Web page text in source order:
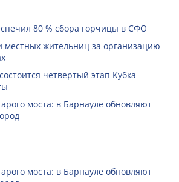
80 % сбора горчицы в СФО
местных жительниц за организацию
четвертый этап Кубка
моста: в Барнауле обновляют
моста: в Барнауле обновляют